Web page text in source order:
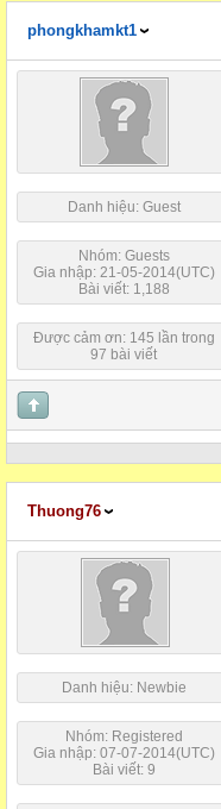
phongkhamkt1
Danh hiệu: Guest
Nhóm: Guests
Gia nhập: 21-05-2014(UTC)
Bài viết: 1,188
Được cảm ơn: 145 lần trong
97 bài viết
Thuong76
Danh hiệu: Newbie
Nhóm: Registered
Gia nhập: 07-07-2014(UTC)
Bài viết: 9